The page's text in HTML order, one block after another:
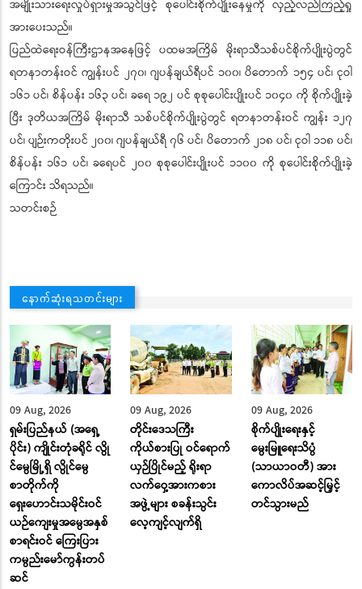
အမျိုးသားရေးလှုပ်ရှားမှုအသွင်ဖြင့် စုပေါင်းစိုက်ပျိုးနေမှုကို လှည့်လည်ကြည့်ရှု
အားပေးသည်။
ပြည်ထဲရေးဝန်ကြီးဌာနအနေဖြင့် ပထမအကြိမ် မိုးရာသီသစ်ပင်စိုက်ပျိုးပွဲတွင်
ရတနာတန်းဝင် ကျွန်းပင် ၂၇၀၊ ဂျပန်ချယ်ရီပင် ၁၀၀၊ ပိတောက် ၁၅၄ ပင်၊ ငုဝါ
၁၆၁ ပင်၊ စိန်ပန်း ၁၆၃ ပင်၊ ခရေ ၁၉၂ ပင် စုစုပေါင်းပျိုးပင် ၁၀၄၀ ကို စိုက်ပျိုးခဲ့
ပြီး ဒုတိယအကြိမ် မိုးရာသီ သစ်ပင်စိုက်ပျိုးပွဲတွင် ရတနာတန်းဝင် ကျွန်း ၁၂၇
ပင်၊ ပျဉ်းကတိုးပင် ၂၀၀၊ ဂျပန်ချယ်ရီ ၇၆ ပင်၊ ပိတောက် ၂၁၈ ပင်၊ ငုဝါ ၁၁၈ ပင်၊
စိန်ပန်း ၁၆၁ ပင်၊ ခရေပင် ၂၀၀ စုစုပေါင်းပျိုးပင် ၁၁၀၀ ကို စုပေါင်းစိုက်ပျိုးခဲ့
ကြောင်း သိရသည်။
သတင်းစဉ်
နောက်ဆုံးရသတင်းများ
09 Aug, 2026
ရှမ်းပြည်နယ် (အရှေ့
ပိုင်း) ကျိုင်းတုံခရိုင် လွို
င်မွေမြို့ရှိ လွိုင်မွေ
စာတိုက်ကို
ရှေးဟောင်းသမိုင်းဝင်
ယဉ်ကျေးမှုအမွေအနှစ်
စာရင်းဝင် ကြေးပြား
ကမ္ပည်းမော်ကွန်းတပ်
ဆင်
09 Aug, 2026
တိုင်းဒေသကြီး
ကိုယ်စားပြု ဝင်ရောက်
ယှဉ်ပြိုင်မည့် ရိုးရာ
လက်ဝှေ့အားကစား
အဖွဲ့များ စခန်းသွင်း
လေ့ကျင့်လျက်ရှိ
09 Aug, 2026
စိုက်ပျိုးရေးနှင့်
မွေးမြူရေးသိပ္ပံ
(သာယာဝတီ) အား
ကောလိပ်အဆင့်မြှင့်
တင်သွားမည်